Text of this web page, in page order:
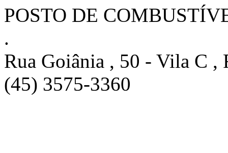
POSTO DE
.
Rua Goiânia , 50 - Vila C ,
(45) 3575-3360